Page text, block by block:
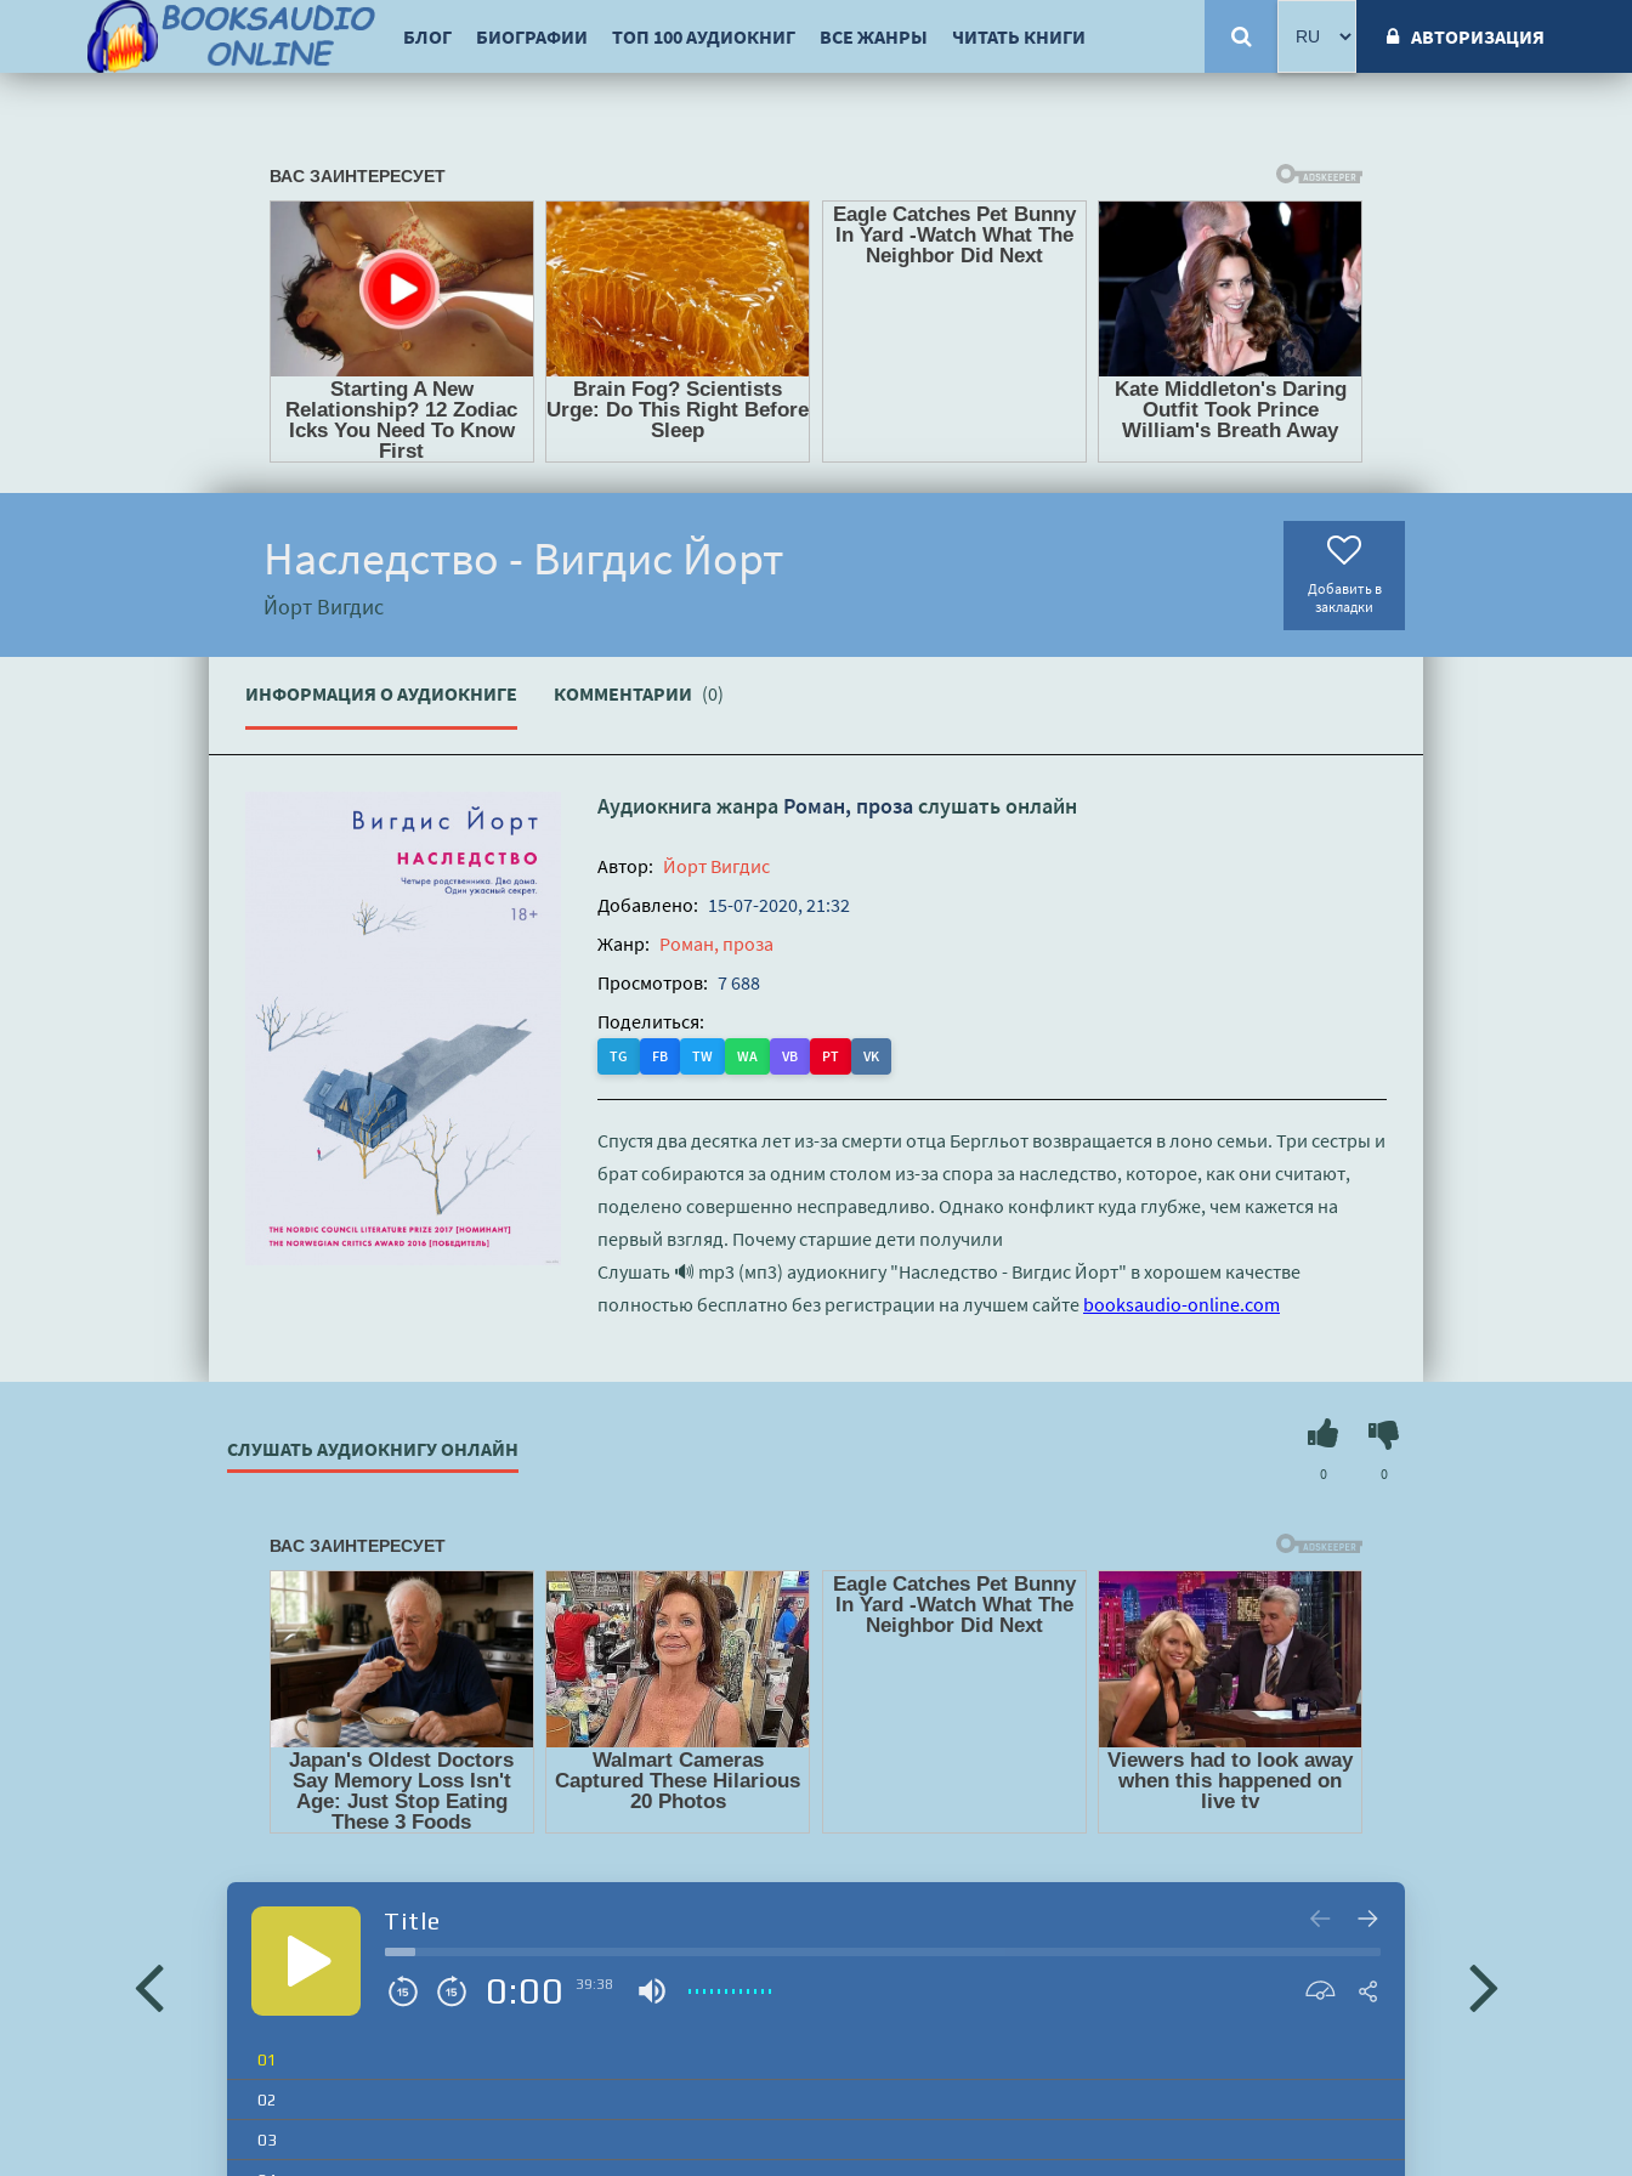
БЛОГ БИОГРАФИИ ТОП 100 АУДИОКНИГ ВСЕ ЖАНРЫ ЧИТАТЬ КНИГИ АВТОРИЗАЦИЯ
Наследство - Вигдис Йорт
Йорт Вигдис
Добавить в
закладки
ИНФОРМАЦИЯ О АУДИОКНИГЕ КОММЕНТАРИИ (0)
Аудиокнига жанра Роман, прозаслушать онлайн
Автор: Йорт Вигдис
Добавлено: 15-07-2020, 21:32
Жанр: Роман, проза
Просмотров: 7 688
Поделиться:
TG FB TW WA VB PT VK
Спустя два десятка лет из-за смерти отца Бергльот возвращается в лоно семьи. Три сестры и
брат собираются за одним столом из-за спора за наследство, которое, как они считают,
поделено совершенно несправедливо. Однако конфликт куда глубже, чем кажется на
первый взгляд. Почему старшие дети получили
Слушать 🔊 mp3 (мп3) аудиокнигу "Наследство - Вигдис Йорт" в хорошем качестве
полностью бесплатно без регистрации на лучшем сайте booksaudio-online.com
СЛУШАТЬ АУДИОКНИГУ ОНЛАЙН
0 0
Title
0:00 39:38
01
02
03